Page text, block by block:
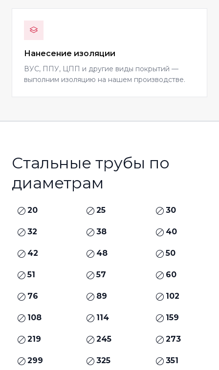
Нанесение изоляции
ВУС, ППУ, ЦПП и другие виды покрытий —
выполним изоляцию на нашем производстве.
Стальные трубы по
диаметрам
20 25 30
32 38 40
42 48 50
51 57 60
76 89 102
108 114 159
219 245 273
299 325 351